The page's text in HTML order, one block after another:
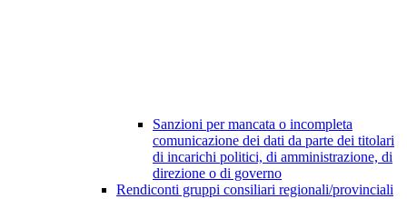
Sanzioni per mancata o incompleta
comunicazione dei dati da parte dei titolari
di incarichi politici, di amministrazione, di
direzione o di governo
Rendiconti gruppi consiliari regionali/provinciali